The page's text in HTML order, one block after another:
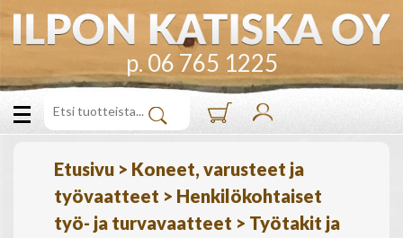
p. 06 765 1225
Etusivu > Koneet, varusteet ja
työvaatteet > Henkilökohtaiset
työ- ja turvavaatteet > Työtakit ja